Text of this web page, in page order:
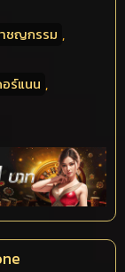
ชญกรรม ,
อร์แนน ,